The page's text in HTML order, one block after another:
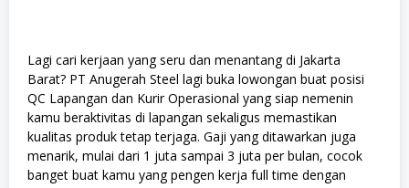
Lagi cari kerjaan yang seru dan menantang di Jakarta
Barat? PT Anugerah Steel lagi buka lowongan buat posisi
QC Lapangan dan Kurir Operasional yang siap nemenin
kamu beraktivitas di lapangan sekaligus memastikan
kualitas produk tetap terjaga. Gaji yang ditawarkan juga
menarik, mulai dari 1 juta sampai 3 juta per bulan, cocok
banget buat kamu yang pengen kerja full time dengan